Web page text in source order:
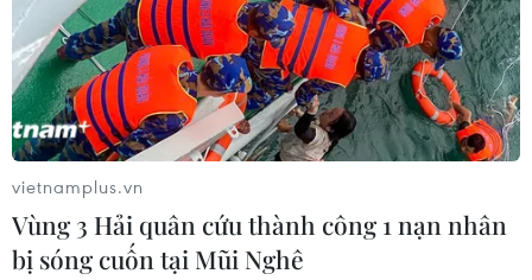
vietnamplus.vn
Vùng 3 Hải quân cứu thành công 1 nạn nhân
bị sóng cuốn tại Mũi Nghê